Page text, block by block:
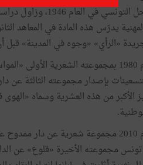
ولد الفقيد في بلدة
يدرّس هذه المادة في المعاهد
«الرأي» «وجوه في المدينة» قبل أن
ظهر في الساحة الثقافية منذ العام 1980
من هذه العشرية وسماه
ثم أصدر محمد بن صالح في العام 2010